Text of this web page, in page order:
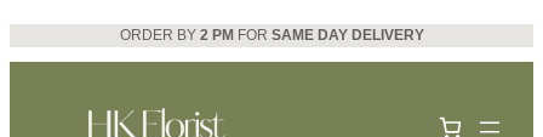
Skip
to
ORDER BY 2 PM FOR SAME DAY DELIVERY